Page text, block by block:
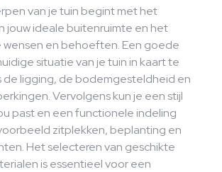
van je tuin begint met het
jouw ideale buitenruimte en het
wensen en behoeften. Een goede
situatie van je tuin in kaart te
de ligging, de bodemgesteldheid en
Vervolgens kun je een stijl
past en een functionele indeling
zitplekken, beplanting en
Het selecteren van geschikte
is essentieel voor een